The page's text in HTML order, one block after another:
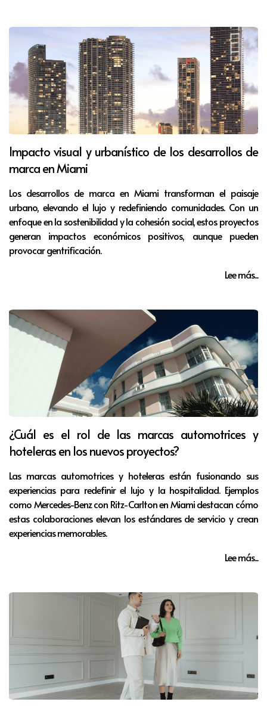
Impacto visual y urbanístico de los desarrollos de
marca en Miami
Los desarrollos de marca en Miami transforman el paisaje
urbano, elevando el lujo y redefiniendo comunidades. Con un
enfoque en la sostenibilidad y la cohesión social, estos proyectos
generan impactos económicos positivos, aunque pueden
provocar gentrificación.
Lee más...
¿Cuál es el rol de las marcas automotrices y
hoteleras en los nuevos proyectos?
Las marcas automotrices y hoteleras están fusionando sus
experiencias para redefinir el lujo y la hospitalidad. Ejemplos
como Mercedes-Benz con Ritz-Carlton en Miami destacan cómo
estas colaboraciones elevan los estándares de servicio y crean
experiencias memorables.
Lee más...